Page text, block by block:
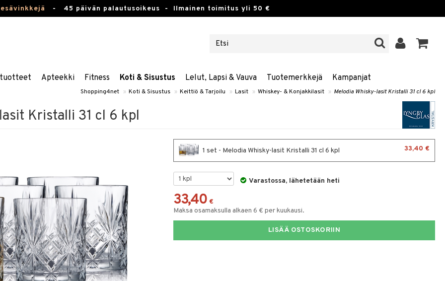
- 45 päivän palautusoikeus - Ilmainen toimitus yli 50 €
Apteekki Fitness Koti & Sisustus Lelut, Lapsi & Vauva Tuotemerkkejä Kampanjat
Shopping4net » Koti & Sisustus » Keittiö & Tarjoilu » Lasit » Whiskey- & Konjakkilasit » Melodia Whisky-lasit Kristalli 31 cl 6 kpl
Kristalli 31 cl 6 kpl
1 set - Melodia Whisky-lasit Kristalli 31 cl 6 kpl 33,40 €
Varastossa, lähetetään heti
33,40 €
Maksa osamaksulla alkaen 6 € per kuukausi.
LISÄÄ OSTOSKORIIN